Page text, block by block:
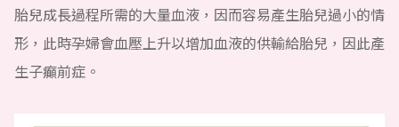
胎兒成長過程所需的大量血液，因而容易產生胎兒過小的情
形，此時孕婦會血壓上升以增加血液的供輸給胎兒，因此產
生子癲前症。